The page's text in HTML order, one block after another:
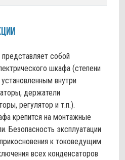
собой
шкафа (степени
внутри
держатели
регулятор и т.п.).
крепится на монтажные
Безопасность эксплуатации
к токоведущим
всех конденсаторов